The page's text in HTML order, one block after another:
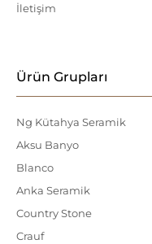
İletişim
Ürün Grupları
Ng Kütahya Seramik
Aksu Banyo
Blanco
Anka Seramik
Country Stone
Crauf